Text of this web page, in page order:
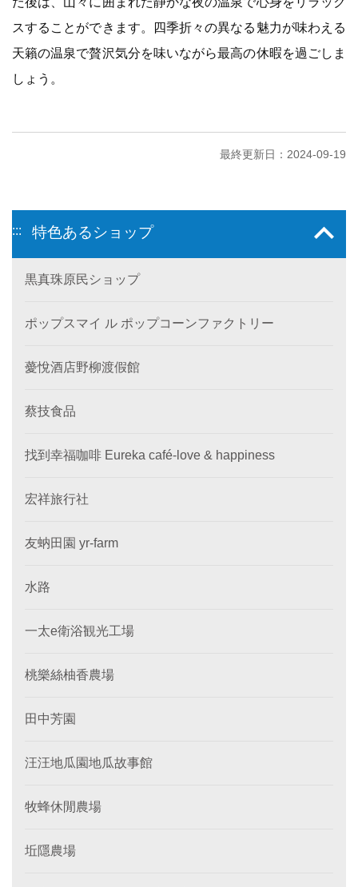
スすることができます。四季折々の異なる魅力が味わえる
天籟の温泉で贅沢気分を味いながら最高の休暇を過ごしま
しょう。
最終更新日：2024-09-19
::: 特色あるショップ
黒真珠原民ショップ
ポップスマイ ル ポップコーンファクトリー
薆悅酒店野柳渡假館
蔡技食品
找到幸福咖啡 Eureka café-love & happiness
宏祥旅行社
友蚋田園 yr-farm
水路
一太e衛浴観光工場
桃樂絲柚香農場
田中芳園
汪汪地瓜園地瓜故事館
牧蜂休閒農場
坵隱農場